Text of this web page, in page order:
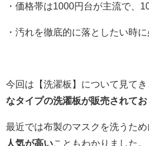
・価格帯は1000円台が主流で、
・汚れを徹底的に落としたい時
今回は【洗濯板】について見てき
なタイプの洗濯板が販売されてお
最近では布製のマスクを洗うため
人気が高い こともわかりました。